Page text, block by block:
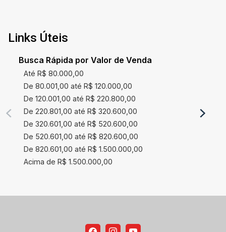
Links Úteis
Busca Rápida por Valor de Venda
Até R$ 80.000,00
De 80.001,00 até R$ 120.000,00
De 120.001,00 até R$ 220.800,00
De 220.801,00 até R$ 320.600,00
De 320.601,00 até R$ 520.600,00
De 520.601,00 até R$ 820.600,00
De 820.601,00 até R$ 1.500.000,00
Acima de R$ 1.500.000,00